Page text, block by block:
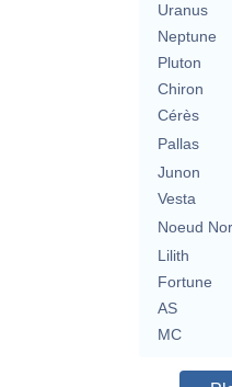
Uranus
Neptune
Pluton
Chiron
Cérès
Pallas
Junon
Vesta
Noeud
Lilith
Fortune
AS
MC